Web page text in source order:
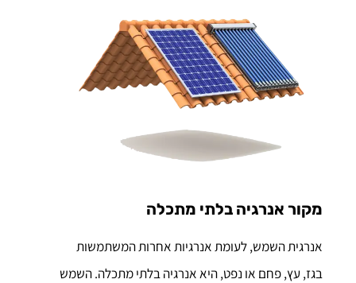
מקור אנרגיה בלתי מתכלה
אנרגית השמש, לעומת אנרגיות אחרות המשתמשות
בגז, עץ, פחם או נפט, היא אנרגיה בלתי מתכלה. השמש